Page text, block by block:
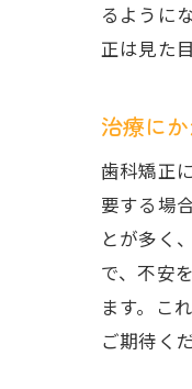
るように
正は見た
治療に
歯科矯正
要する場
とが多く
で、不安
ます。こ
ご期待く